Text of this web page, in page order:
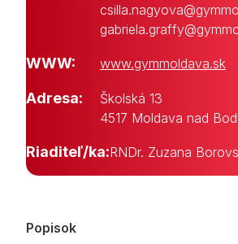
WWW: www.gymmoldava.sk
Adresa:
Školská 13
4517 Moldava nad
Riaditeľ/ka:RNDr. Zuzana
Popisok